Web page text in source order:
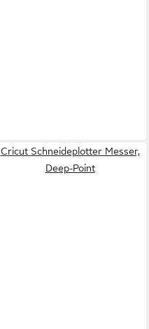
Cricut Schneideplotter Messer,
Deep-Point